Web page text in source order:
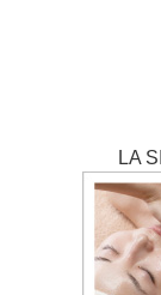
LA